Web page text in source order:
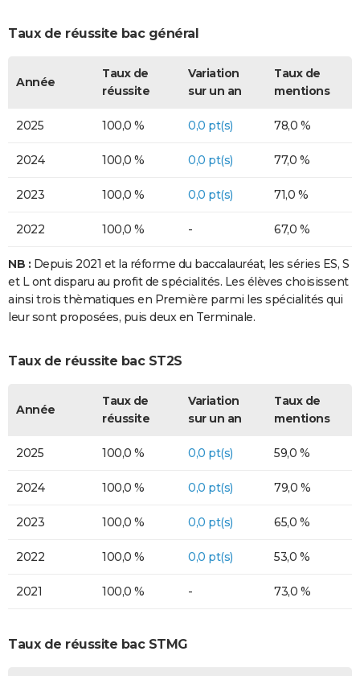
Taux de réussite bac général
Année
Taux de
réussite
Variation
sur un an
Taux de
mentions
2025 100,0 % 0,0 pt(s) 78,0 %
2024 100,0 % 0,0 pt(s) 77,0 %
2023 100,0 % 0,0 pt(s) 71,0 %
2022 100,0 % - 67,0 %
NB : Depuis 2021 et la réforme du baccalauréat, les séries ES, S
et L ont disparu au profit de spécialités. Les élèves choisissent
ainsi trois thèmatiques en Première parmi les spécialités qui
leur sont proposées, puis deux en Terminale.
Taux de réussite bac ST2S
Année
Taux de
réussite
Variation
sur un an
Taux de
mentions
2025 100,0 % 0,0 pt(s) 59,0 %
2024 100,0 % 0,0 pt(s) 79,0 %
2023 100,0 % 0,0 pt(s) 65,0 %
2022 100,0 % 0,0 pt(s) 53,0 %
2021 100,0 % - 73,0 %
Taux de réussite bac STMG